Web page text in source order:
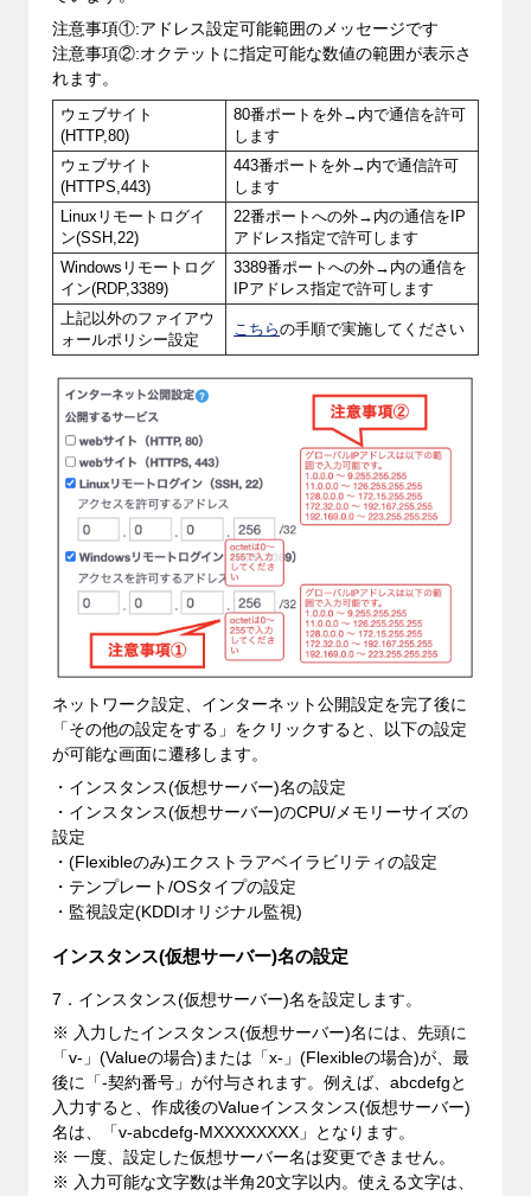
注意事項①:アドレス設定可能範囲のメッセージです
注意事項②:オクテットに指定可能な数値の範囲が表示さ
れます。
ウェブサイト
(HTTP,80)
80番ポートを外→内で通信を許可
します
ウェブサイト
(HTTPS,443)
443番ポートを外→内で通信許可
します
Linuxリモートログイ
ン(SSH,22)
22番ポートへの外→内の通信をIP
アドレス指定で許可します
Windowsリモートログ
イン(RDP,3389)
3389番ポートへの外→内の通信を
IPアドレス指定で許可します
上記以外のファイアウ
ォールポリシー設定
こちらの手順で実施してください
ネットワーク設定、インターネット公開設定を完了後に
「その他の設定をする」をクリックすると、以下の設定
が可能な画面に遷移します。
・インスタンス(仮想サーバー)名の設定
・インスタンス(仮想サーバー)のCPU/メモリーサイズの
設定
・(Flexibleのみ)エクストラアベイラビリティの設定
・テンプレート/OSタイプの設定
・監視設定(KDDIオリジナル監視)
インスタンス(仮想サーバー)名の設定
7．インスタンス(仮想サーバー)名を設定します。
※ 入力したインスタンス(仮想サーバー)名には、先頭に
「v-」(Valueの場合)または「x-」(Flexibleの場合)が、最
後に「-契約番号」が付与されます。例えば、abcdefgと
入力すると、作成後のValueインスタンス(仮想サーバー)
名は、「v-abcdefg-MXXXXXXXX」となります。
※ 一度、設定した仮想サーバー名は変更できません。
※ 入力可能な文字数は半角20文字以内。使える文字は、